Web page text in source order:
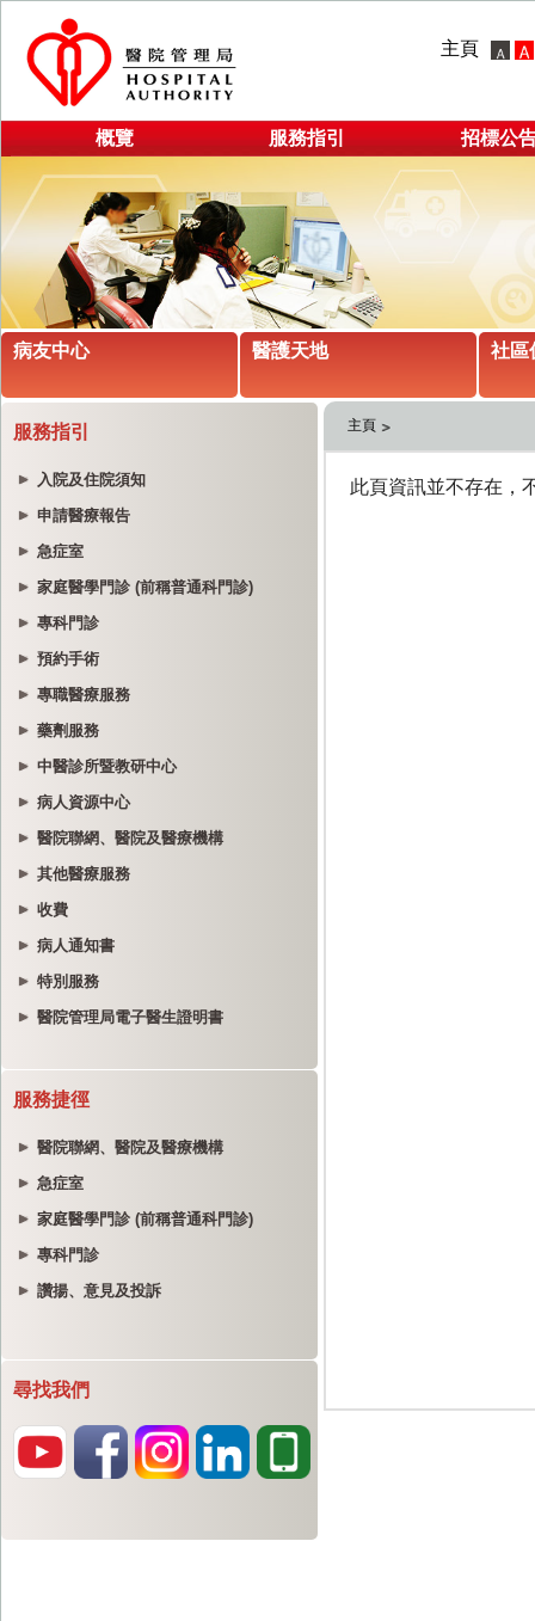
主頁
概覽 服務指引 招標公
病友中心 醫護天地 社區
服務指引
入院及住院須知
申請醫療報告
急症室
家庭醫學門診 (前稱普通科門診)
專科門診
預約手術
專職醫療服務
藥劑服務
中醫診所暨教研中心
病人資源中心
醫院聯網、醫院及醫療機構
其他醫療服務
收費
病人通知書
特別服務
醫院管理局電子醫生證明書
服務捷徑
醫院聯網、醫院及醫療機構
急症室
家庭醫學門診 (前稱普通科門診)
專科門診
讚揚、意見及投訴
尋找我們
主頁